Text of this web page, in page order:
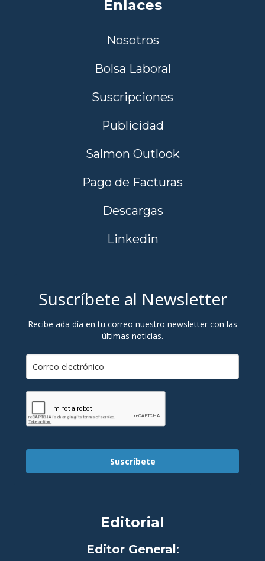
Enlaces
Nosotros
Bolsa Laboral
Suscripciones
Publicidad
Salmon Outlook
Pago de Facturas
Descargas
Linkedin
Suscríbete al Newsletter
Recibe ada día en tu correo nuestro newsletter con las
últimas noticias.
Suscríbete
Editorial
Editor General: